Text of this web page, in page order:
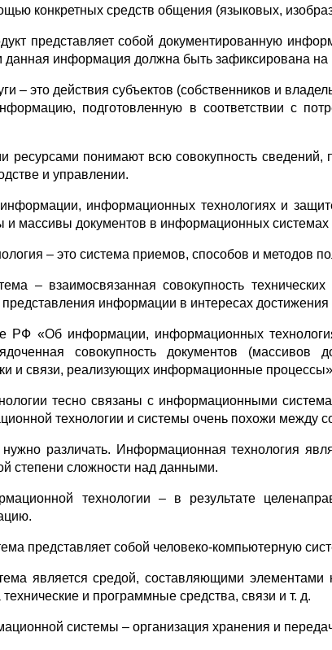
конкретных средств общения (языковых,
представляет собой документированную
информация должна быть зафиксирована
– это действия субъектов (собственников и
подготовленную в соответствии с
понимают всю совокупность сведений,
и управлении.
информационных технологиях и
и массивы документов в информационных
– это система приемов, способов и методов
– взаимосвязанная совокупность
информации в интересах достижения
РФ «Об информации, информационных
совокупность документов
и связи, реализующих информационные
тесно связаны с информационными
технологии и системы очень похожи между
различать. Информационная технология
степени сложности над данными.
технологии – в результате
представляет собой человеко-компьютерную
является средой, составляющими
и программные средства, связи и т. д.
системы – организация хранения и